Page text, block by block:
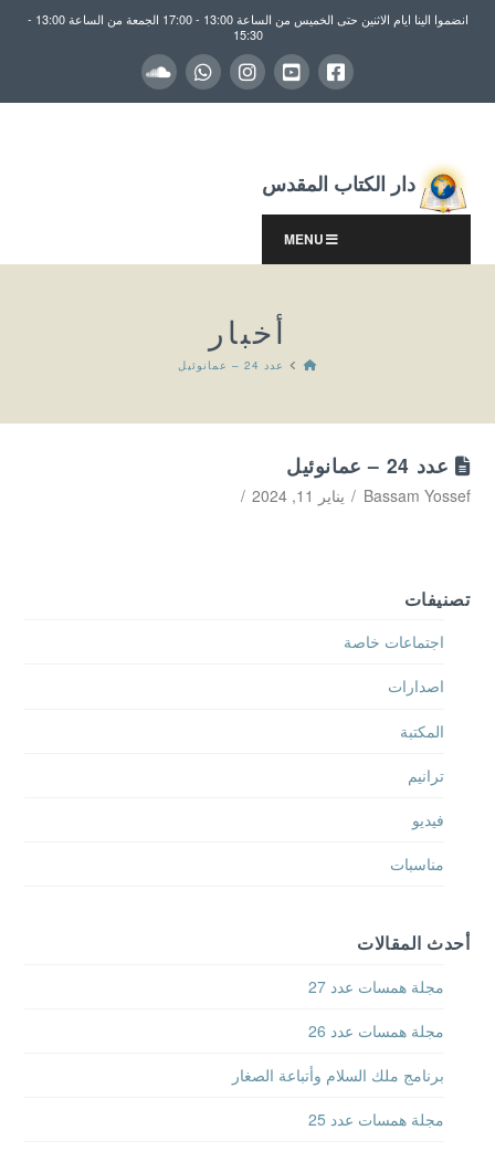
انضموا الينا ايام الاثنين حتى الخميس من الساعة 13:00 - 17:00 الجمعة من الساعة 13:00 -
15:30
دار الكتاب المقدس
MENU
أخبار
HOME
عدد 24 – عمانوئيل
عدد 24 – عمانوئيل
Bassam Yossef يناير 11, 2024
تصنيفات
اجتماعات خاصة
اصدارات
المكتبة
ترانيم
فيديو
مناسبات
أحدث المقالات
مجلة همسات عدد 27
مجلة همسات عدد 26
برنامج ملك السلام وأتباعة الصغار
مجلة همسات عدد 25